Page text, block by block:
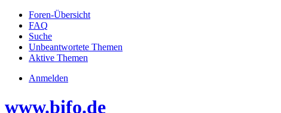
Foren-Übersicht
FAQ
Suche
Unbeantwortete Themen
Aktive Themen
Anmelden
www.bifo.de